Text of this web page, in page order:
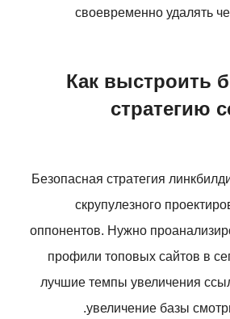
своевременно удалять
Как выстроить
стратегию
Безопасная стратегия
скрупулезного
оппонентов. Нужно
профили топовых сайтов в
лучшие темпы увеличения
увеличение базы